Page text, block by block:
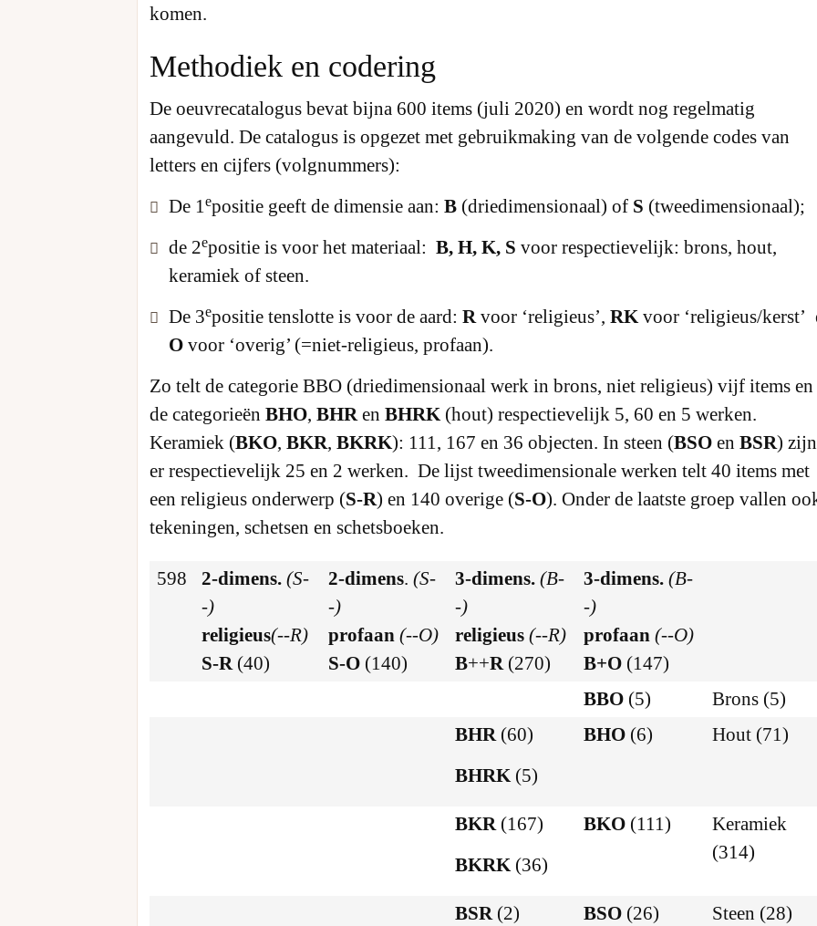
komen.
Methodiek en codering
De oeuvrecatalogus bevat bijna 600 items (juli 2020) en wordt nog regelmatig
aangevuld. De catalogus is opgezet met gebruikmaking van de volgende codes van
letters en cijfers (volgnummers):
De 1epositie geeft de dimensie aan: B(driedimensionaal) of S (tweedimensionaal);
de 2epositie is voor het materiaal: B, H, K, S voor respectievelijk: brons, hout,
keramiek of steen.
De 3epositie tenslotte is voor de aard: Rvoor ‘religieus’, RKvoor ‘religieus/kerst’
Ovoor ‘overig’ (=niet-religieus, profaan).
Zo telt de categorie BBO (driedimensionaal werk in brons, niet religieus) vijf items en
de categorieën BHO, BHRen BHRK(hout) respectievelijk 5, 60 en 5 werken.
Keramiek (BKO, BKR, BKRK): 111, 167 en 36 objecten. In steen (BSOen BSR) zijn
er respectievelijk 25 en 2 werken. De lijst tweedimensionale werken telt 40 items met
een religieus onderwerp (S-R) en 140 overige (S-O). Onder de laatste groep vallen
tekeningen, schetsen en schetsboeken.
598 2-dimens. (S-
-)
religieus(--R)
S-R(40)
2-dimens. (S-
-)
profaan (--O)
S-O(140)
3-dimens. (B-
-)
religieus (--R)
B++R(270)
3-dimens. (B-
-)
profaan (--O)
B+O(147)
BBO(5)
Brons (5)
BHR(60)
BHRK(5)
BHO(6) Hout (71)
BKR(167)
BKRK(36)
BKO(111)
Keramiek
(314)
BSR(2) BSO(26) Steen (28)